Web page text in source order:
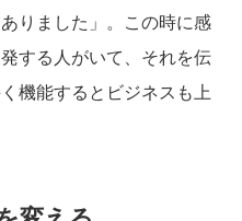
りました」。この時に感
する人がいて、それを伝
機能するとビジネスも上